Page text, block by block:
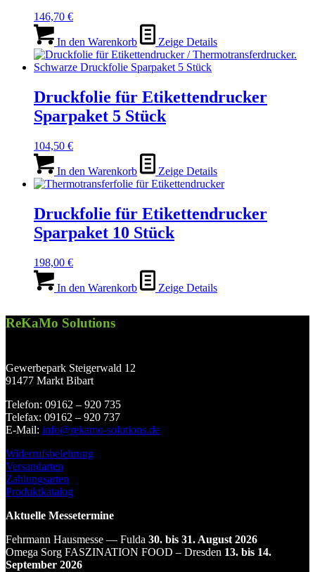
146,70 €
In den Warenkorb Zeige Details
Druckfolie für Etikettendrucker
Sparpaket 5 Stück
104,50 €
In den Warenkorb Zeige Details
Druckfolie für Etikettendrucker
Sparpaket 10 Stück
198,00 €
In den Warenkorb Zeige Details
ReKaMo Solutions
Gewerbepark Steigerwald 12
91477 Markt Bibart
Telefon: 09162 – 920 735
Telefax: 09162 – 920 737
E‑Mail: info@rekamo-solutions.de
Widerrufsbelehrung
Versandarten
Zahlungsarten
Produktkatalog
Aktuelle Messetermine
Fehrmann Hausmesse — Fulda 30. bis 31. August 2026
Omega Sorg FASZINATION FOOD – Dresden 13. bis 14.
September 2026